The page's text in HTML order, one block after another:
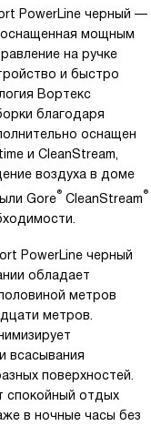
PowerLine черный —
мощным
на ручке
и быстро
Вортекс
благодаря
оснащен
и CleanStream,
воздуха в доме
Gore® CleanStream®
PowerLine черный
обладает
метров
метров.
всасывания
поверхностей.
спокойный отдых
в ночные часы без